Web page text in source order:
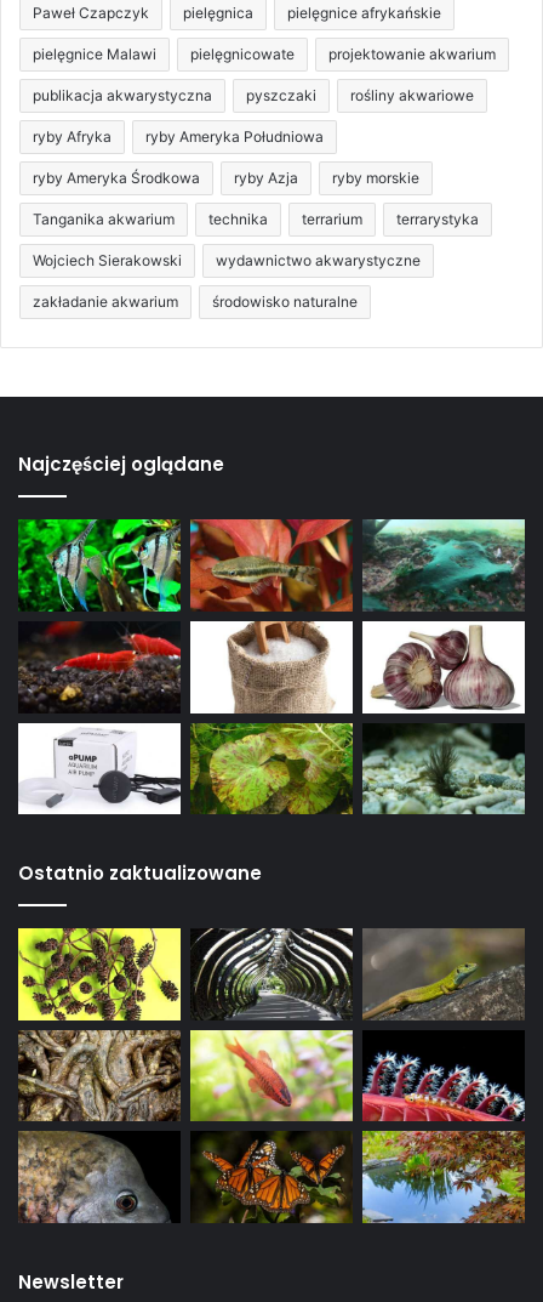
Paweł Czapczyk pielęgnica pielęgnice afrykańskie
pielęgnice Malawi pielęgnicowate projektowanie akwarium
publikacja akwarystyczna pyszczaki rośliny akwariowe
ryby Afryka ryby Ameryka Południowa
ryby Ameryka Środkowa ryby Azja ryby morskie
Tanganika akwarium technika terrarium terrarystyka
Wojciech Sierakowski wydawnictwo akwarystyczne
zakładanie akwarium środowisko naturalne
Najczęściej oglądane
Ostatnio zaktualizowane
Newsletter